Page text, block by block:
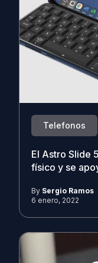
Telefonos
El Astro Slide
físico y se
By Sergio Ramos
6 enero, 2022